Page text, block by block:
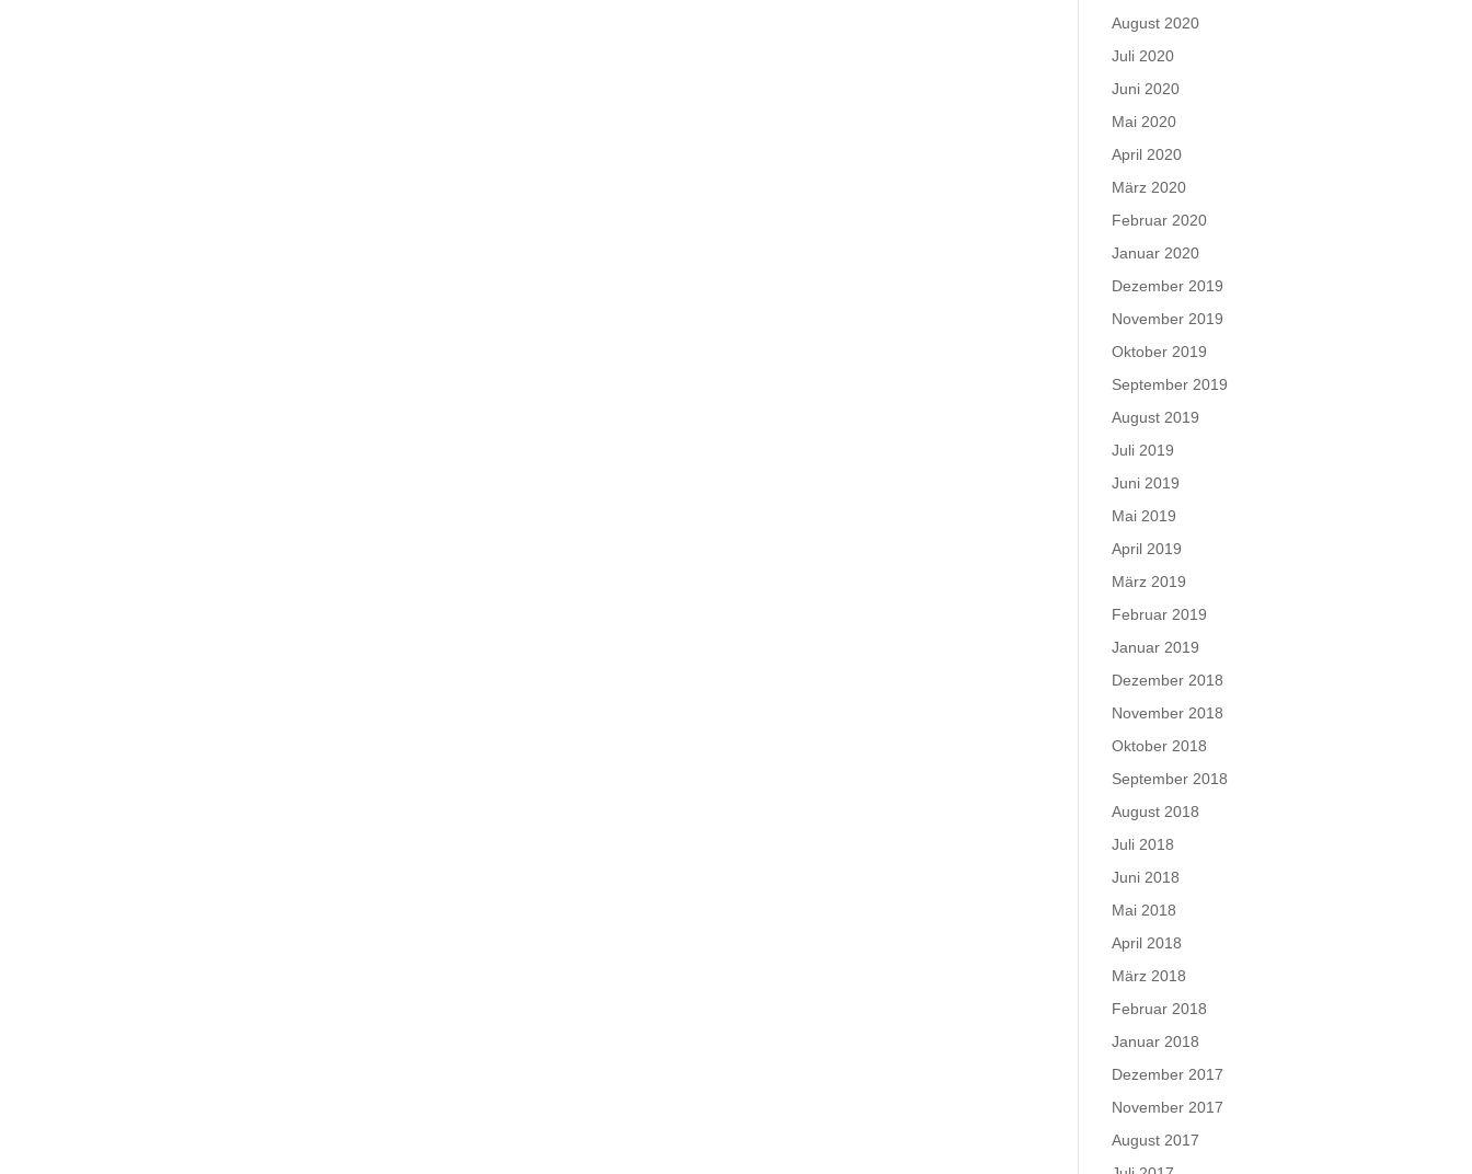
August 2020
Juli 2020
Juni 2020
Mai 2020
April 2020
März 2020
Februar 2020
Januar 2020
Dezember 2019
November 2019
Oktober 2019
September 2019
August 2019
Juli 2019
Juni 2019
Mai 2019
April 2019
März 2019
Februar 2019
Januar 2019
Dezember 2018
November 2018
Oktober 2018
September 2018
August 2018
Juli 2018
Juni 2018
Mai 2018
April 2018
März 2018
Februar 2018
Januar 2018
Dezember 2017
November 2017
August 2017